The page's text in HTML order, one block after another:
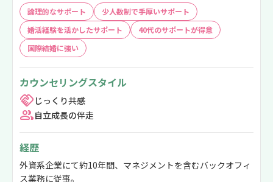
論理的なサポート
少人数制で手厚いサポート
婚活経験を活かしたサポート
40代のサポートが得意
国際結婚に強い
カウンセリングスタイル
じっくり共感
自立成長の伴走
経歴
外資系企業にて約10年間、マネジメントを含むバックオフィ
ス業務に従事。